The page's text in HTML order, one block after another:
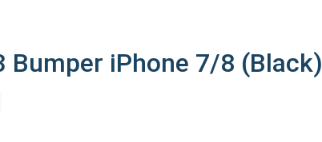
Bumper iPhone 7/8 (Black)